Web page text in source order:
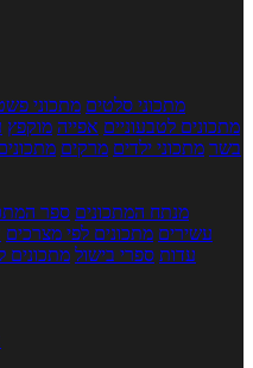
מתכוני סלטים מתכוני
מתכונים לטבעוניים אפייה מוקפץ
בשר מתכוני ילדים מרקים
מנתח המתכונים ספר
עשירים מתכונים לפי מצרכים
עדות ספרי בישול מתכונים